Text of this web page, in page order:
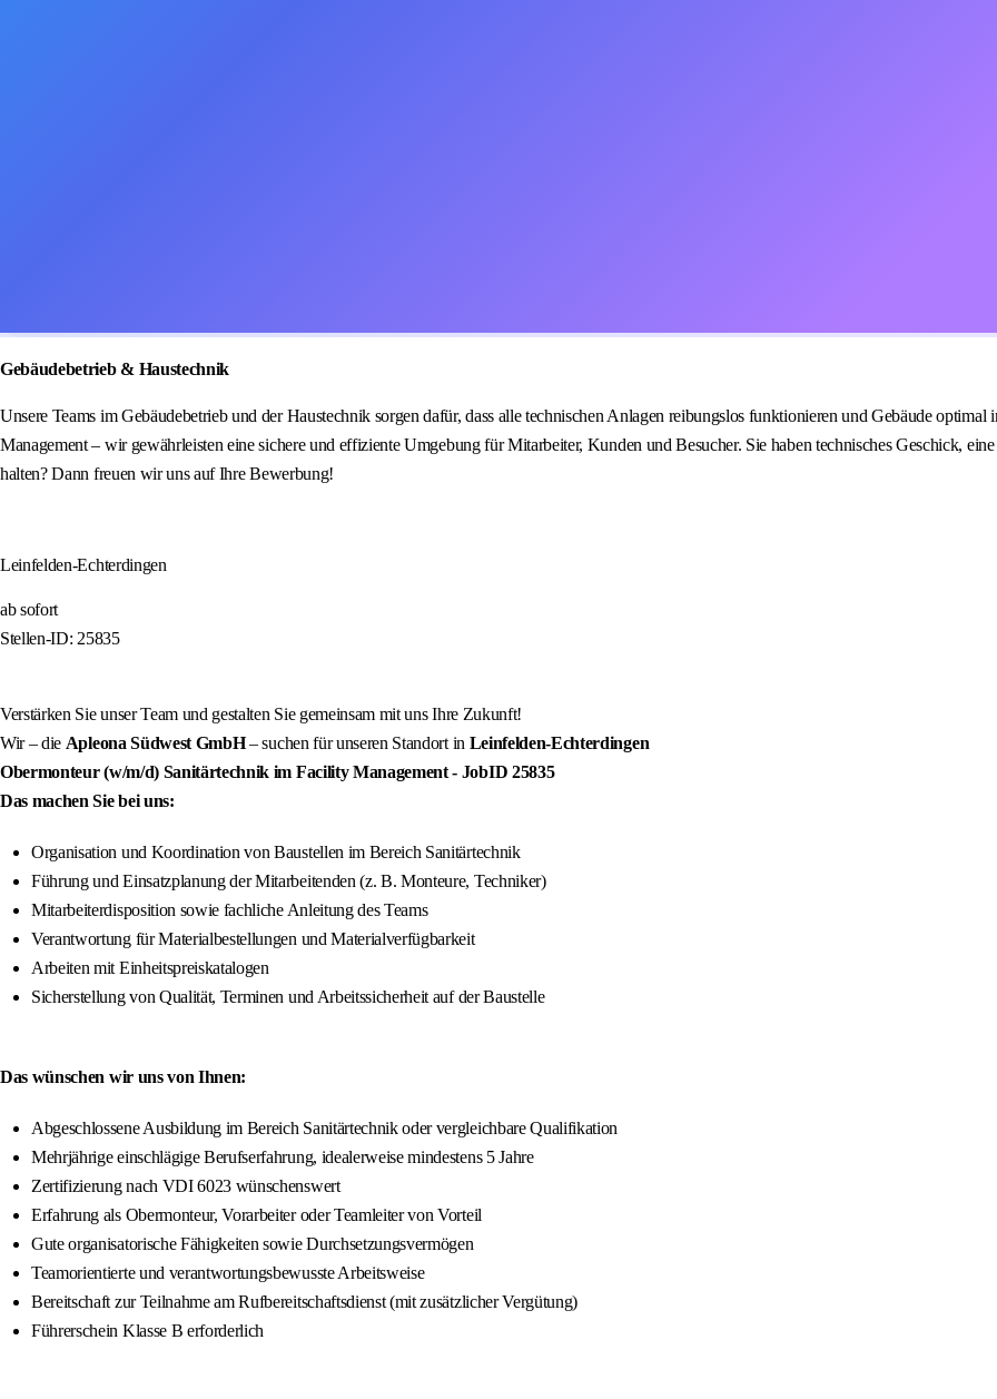
Gebäudebetrieb & Haustechnik
Unsere Teams im Gebäudebetrieb und der Haustechnik sorgen dafür, dass alle technischen Anlagen reibungslos funktionieren und Gebäude
Management – wir gewährleisten eine sichere und effiziente Umgebung für Mitarbeiter, Kunden und Besucher. Sie haben technisches Geschick,
halten? Dann freuen wir uns auf Ihre Bewerbung!
Leinfelden-Echterdingen
ab sofort
Stellen-ID: 25835
Verstärken Sie unser Team und gestalten Sie gemeinsam mit uns Ihre Zukunft!
Wir – die Apleona Südwest GmbH– suchen für unseren Standort in Leinfelden-Echterdingen
Obermonteur (w/m/d) Sanitärtechnik im Facility Management- JobID 25835
Das machen Sie bei uns:
Organisation und Koordination von Baustellen im Bereich Sanitärtechnik
Führung und Einsatzplanung der Mitarbeitenden (z. B. Monteure, Techniker)
Mitarbeiterdisposition sowie fachliche Anleitung des Teams
Verantwortung für Materialbestellungen und Materialverfügbarkeit
Arbeiten mit Einheitspreiskatalogen
Sicherstellung von Qualität, Terminen und Arbeitssicherheit auf der Baustelle
Das wünschen wir uns von Ihnen:
Abgeschlossene Ausbildung im Bereich Sanitärtechnik oder vergleichbare Qualifikation
Mehrjährige einschlägige Berufserfahrung, idealerweise mindestens 5 Jahre
Zertifizierung nach VDI 6023 wünschenswert
Erfahrung als Obermonteur, Vorarbeiter oder Teamleiter von Vorteil
Gute organisatorische Fähigkeiten sowie Durchsetzungsvermögen
Teamorientierte und verantwortungsbewusste Arbeitsweise
Bereitschaft zur Teilnahme am Rufbereitschaftsdienst (mit zusätzlicher Vergütung)
Führerschein Klasse B erforderlich